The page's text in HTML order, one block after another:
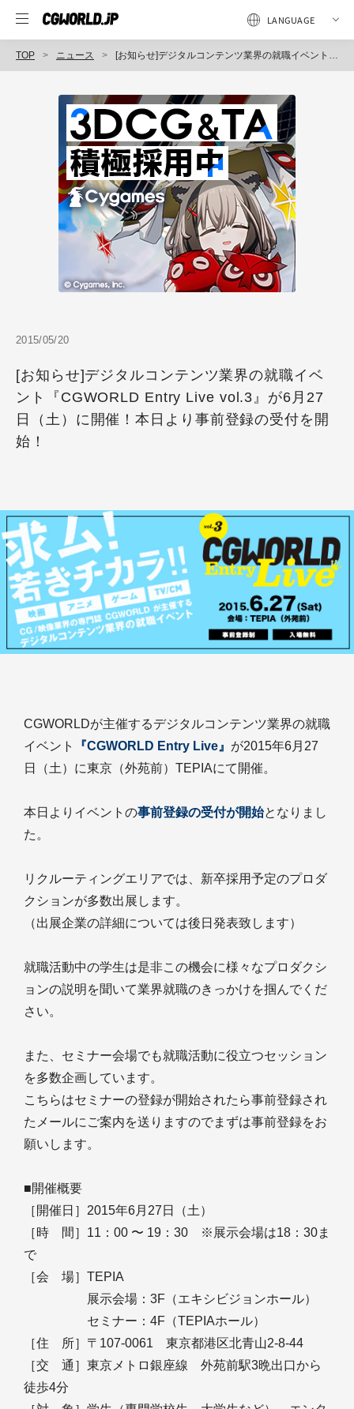
TOP ニュース [お知らせ]デジタルコンテンツ業界の就職イベント『CGWORLD Entry Live vol.3』が6月27日（土）に開催！本日より事前登録の受付を開始！
2015/05/20
[お知らせ]デジタルコンテンツ業界の就職イベ
ント『CGWORLD Entry Live vol.3』が6月27
日（土）に開催！本日より事前登録の受付を開
始！
CGWORLDが主催するデジタルコンテンツ業界の就職
イベント
『CGWORLD Entry Live』 が2015年6月27
日（土）に東京（外苑前）TEPIAにて開催。
本日よりイベントの事前登録の受付が開始となりまし
た。
リクルーティングエリアでは、新卒採用予定のプロダ
クションが多数出展します。
（出展企業の詳細については後日発表致します）
就職活動中の学生は是非この機会に様々なプロダクシ
ョンの説明を聞いて業界就職のきっかけを掴んでくだ
さい。
また、セミナー会場でも就職活動に役立つセッション
を多数企画しています。
こちらはセミナーの登録が開始されたら事前登録され
たメールにご案内を送りますのでまずは事前登録をお
願いします。
■開催概要
［開催日］2015年6月27日（土）
［時 間］11：00 〜 19：30 ※展示会場は18：30ま
で
［会 場］TEPIA
展示会場：3F（エキシビジョンホール）
セミナー：4F（TEPIAホール）
［住 所］〒107-0061 東京都港区北青山2-8-44
［交 通］東京メトロ銀座線 外苑前駅3晩出口から
徒歩4分